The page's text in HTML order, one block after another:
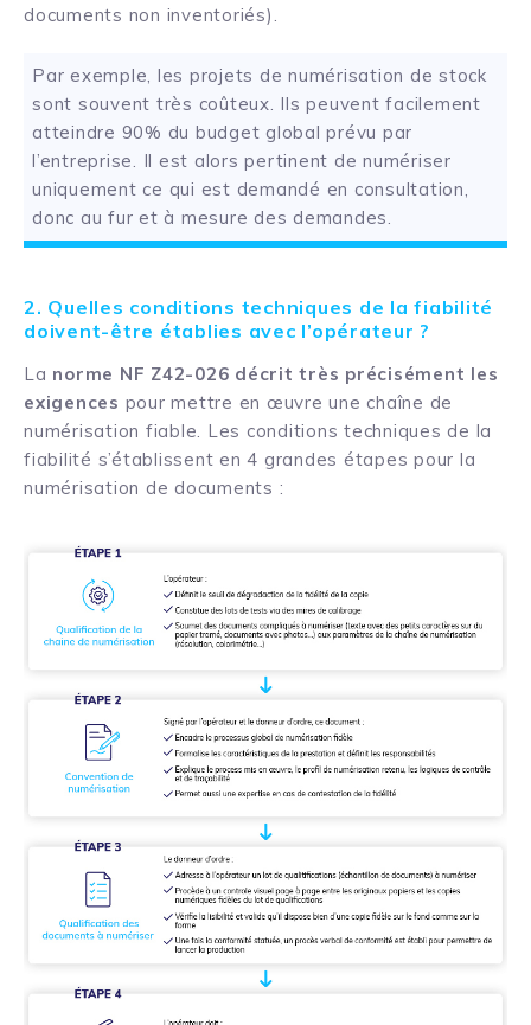
documents non inventoriés).
Par exemple, les projets de numérisation de stock
sont souvent très coûteux. Ils peuvent facilement
atteindre 90% du budget global prévu par
l’entreprise. Il est alors pertinent de numériser
uniquement ce qui est demandé en consultation,
donc au fur et à mesure des demandes.
2. Quelles conditions techniques de la fiabilité
doivent-être établies avec l’opérateur ?
La norme NF Z42-026 décrit très précisément les
exigences pour mettre en œuvre une chaîne de
numérisation fiable. Les conditions techniques de la
fiabilité s’établissent en 4 grandes étapes pour la
numérisation de documents :